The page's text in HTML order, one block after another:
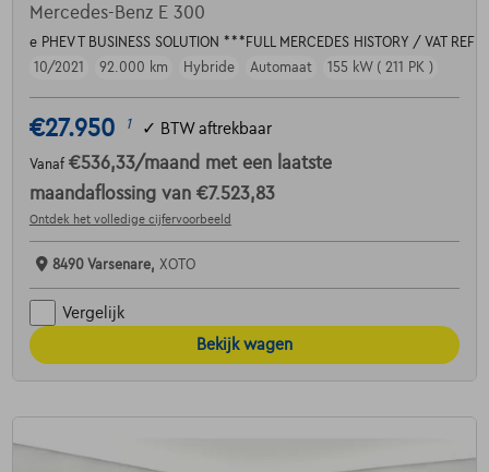
Mercedes-Benz E 300
e PHEV T BUSINESS SOLUTION ***FULL MERCEDES HISTORY / VAT
10/2021
92.000 km Hybride Automaat 155 kW ( 211 PK )
€27.950 1 ✓ BTW aftrekbaar
Vanaf €536,33/maand met een laatste
maandaflossing van €7.523,83
Ontdek het volledige cijfervoorbeeld
8490 Varsenare, XOTO
Vergelijk
Bekijk wagen